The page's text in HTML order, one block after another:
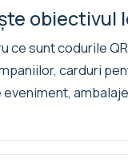
obiectivul
ce sunt codurile
carduri